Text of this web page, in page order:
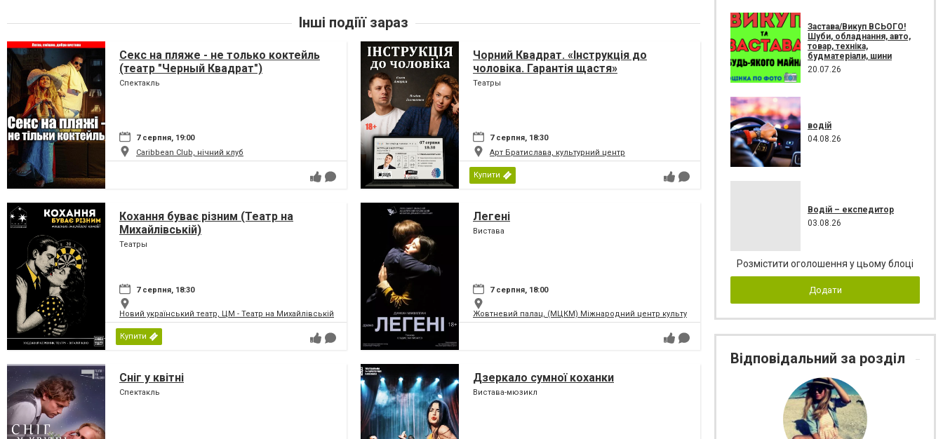
Інші подіїї зараз
Секс на пляже - не только коктейль
(театр "Черный Квадрат")
Спектакль
7 серпня, 19:00
Caribbean Club, нічний клуб
Чорний Квадрат. «Інструкція до
чоловіка. Гарантія щастя»
Театры
7 серпня, 18:30
Арт Братислава, культурний центр
Купити
Кохання буває різним (Театр на
Михайлівській)
Театры
7 серпня, 18:30
Новий український театр, ЦМ - Театр на Михайлівській та Театр Сонечко
Купити
Легені
Вистава
7 серпня, 18:00
Жовтневий палац, (МЦКМ) Міжнародний центр культури і мистецтв Федерації профспілок України
Сніг у квітні
Спектакль
Дзеркало сумної коханки
Вистава-мюзикл
Застава/Викуп ВСЬОГО!
Шуби, обладнання, авто,
товар, техніка,
будматеріали, шини
20.07.26
водій
04.08.26
Водій – експедитор
03.08.26
Розмістити оголошення у цьому блоці
Додати
Відповідальний за розділ